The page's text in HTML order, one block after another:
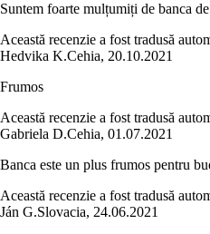
Suntem foarte mulțumiți de banca
Această recenzie a fost tradusă
Hedvika K.Cehia, 20.10.2021
Frumos
Această recenzie a fost tradusă
Gabriela D.Cehia, 01.07.2021
Banca este un plus frumos pentru
Această recenzie a fost tradusă
Ján G.Slovacia, 24.06.2021